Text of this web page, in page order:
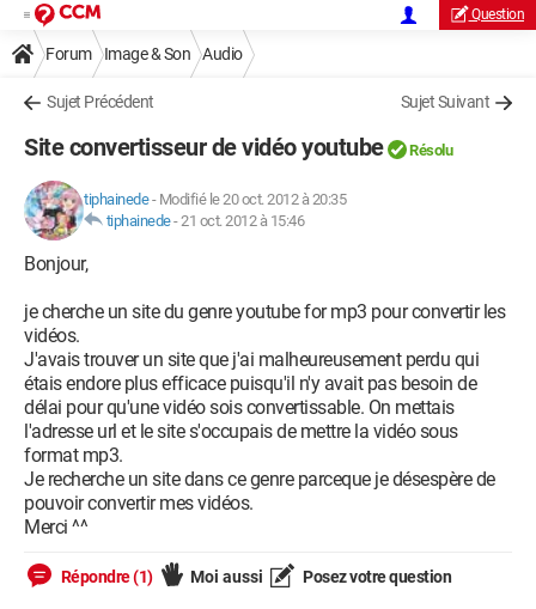
Question
Forum Image & Son Audio
Sujet Précédent Sujet Suivant
Site convertisseur de vidéo youtube Résolu
tiphainede- Modifié le 20 oct. 2012 à 20:35
tiphainede-21 oct. 2012 à 15:46
Bonjour,
je cherche un site du genre youtube for mp3 pour convertir les
vidéos.
J'avais trouver un site que j'ai malheureusement perdu qui
étais endore plus efficace puisqu'il n'y avait pas besoin de
délai pour qu'une vidéo sois convertissable. On mettais
l'adresse url et le site s'occupais de mettre la vidéo sous
format mp3.
Je recherche un site dans ce genre parceque je désespère de
pouvoir convertir mes vidéos.
Merci ^^
Répondre (1) Moi aussi Posez votre question